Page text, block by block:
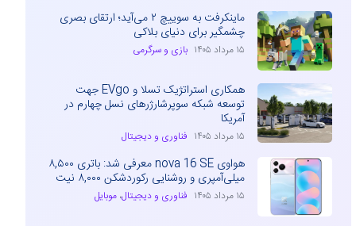
ماینکرفت به سوییچ ۲ می‌آید؛ ارتقای بصری
چشمگیر برای دنیای بلاکی
۱۵ مرداد ۱۴۰۵ بازی و سرگرمی
همکاری استراتژیک تسلا و EVgo جهت
توسعه شبکه سوپرشارژرهای نسل چهارم در
آمریکا
۱۵ مرداد ۱۴۰۵ فناوری و دیجیتال
هواوی nova 16 SE معرفی شد: باتری ۸,۵۰۰
میلی‌آمپری و روشنایی رکوردشکن ۸,۰۰۰ نیت
۱۵ مرداد ۱۴۰۵ فناوری و دیجیتال،موبایل